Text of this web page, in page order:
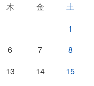
木 金
土
1
6 7
8
13 14
15